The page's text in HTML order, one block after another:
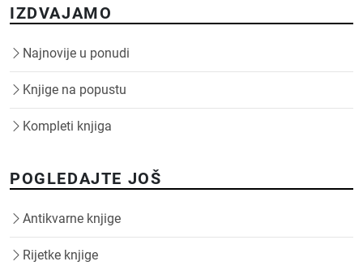
IZDVAJAMO
Najnovije u ponudi
Knjige na popustu
Kompleti knjiga
POGLEDAJTE JOŠ
Antikvarne knjige
Rijetke knjige